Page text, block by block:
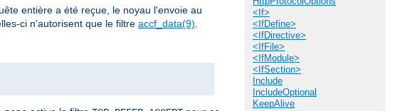
<If>
<IfDefine>
<IfDirective>
<IfFile>
<IfModule>
<IfSection>
Include
IncludeOptional
KeepAlive
entière a été reçue, le noyau l'envoie au
ci n'autorisent que le filtre accf_data(9)